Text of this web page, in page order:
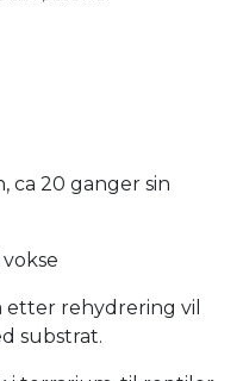
ca 20 ganger sin
etter rehydrering vil
substrat.